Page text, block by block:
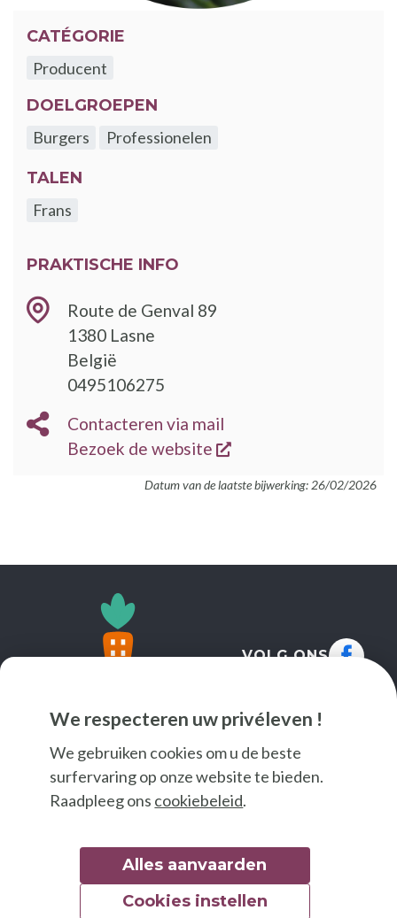
We respecteren uw privéleven !
We gebruiken cookies om u de beste
surfervaring op onze website te bieden.
Raadpleeg ons cookiebeleid.
Alles aanvaarden
Cookies instellen
CATÉGORIE
Producent
DOELGROEPEN
Burgers
Professionelen
TALEN
Frans
PRAKTISCHE INFO
Route de Genval 89
1380 Lasne
België
TELEFOON
0495106275
E-
MAIL
Contacteren via mail
BEZOEK
WEBSITE
Bezoek de website opent een nieuw
Datum van de laatste bijwerking: 26/02/2026
VOLG ONS